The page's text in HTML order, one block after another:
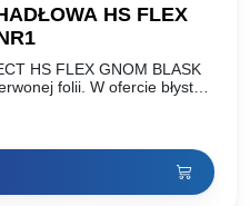
HS FLEX
HS FLEX GNOM BLASK
folii. W ofercie błystki